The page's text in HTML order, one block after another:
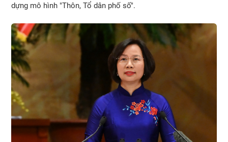
dựng mô hình "Thôn, Tổ dân phố số".